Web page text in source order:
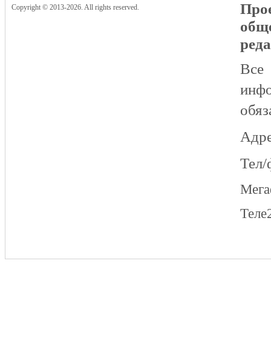
Copyright © 2013-2026. All rights reserved.